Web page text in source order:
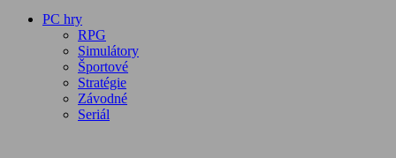
PC hry
RPG
Simulátory
Športové
Stratégie
Závodné
Seriál